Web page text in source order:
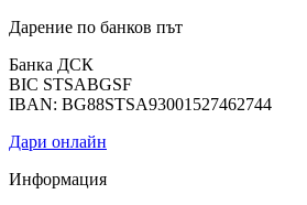
Дарение по банков път
Банка ДСК
BIC STSABGSF
IBAN: BG88STSA93001527462744
Дари онлайн
Информация